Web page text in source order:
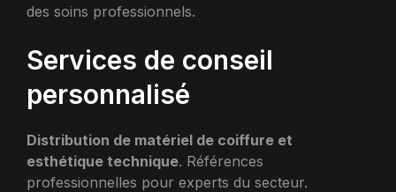
des soins professionnels.
Services de conseil
personnalisé
Distribution de matériel de coiffure et
esthétique technique. Références
professionnelles pour experts du secteur.